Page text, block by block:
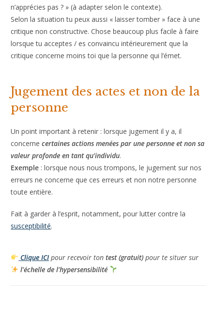
n’apprécies pas ? » (à adapter selon le contexte).
Selon la situation tu peux aussi « laisser tomber » face à une
critique non constructive. Chose beaucoup plus facile à faire
lorsque tu acceptes / es convaincu intérieurement que la
critique concerne moins toi que la personne qui l’émet.
Jugement des actes et non de la
personne
Un point important à retenir : lorsque jugement il y a, il
concerne certaines actions menées par une personne et non sa
valeur profonde en tant qu’individu.
Exemple : lorsque nous nous trompons, le jugement sur nos
erreurs ne concerne que ces erreurs et non notre personne
toute entière.
Fait à garder à l’esprit, notamment, pour lutter contre la
susceptibilité.
Clique ICI pour recevoir tontest (gratuit) pour te situer sur
l’échelle de l’hypersensibilité